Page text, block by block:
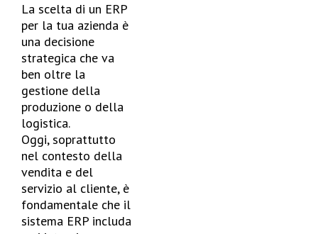
La scelta di un ERP
per la tua azienda è
una decisione
strategica che va
ben oltre la
gestione della
produzione o della
logistica.
Oggi, soprattutto
nel contesto della
vendita e del
servizio al cliente, è
fondamentale che il
sistema ERP includa